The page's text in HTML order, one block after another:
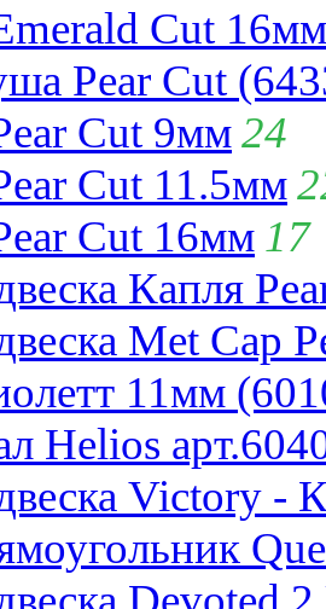
Cut 16мм
Pear Cut
Cut 9мм24
Cut 11.5мм
Cut 16мм 17
Капля
Met Cap
11мм
Helios
Victory -